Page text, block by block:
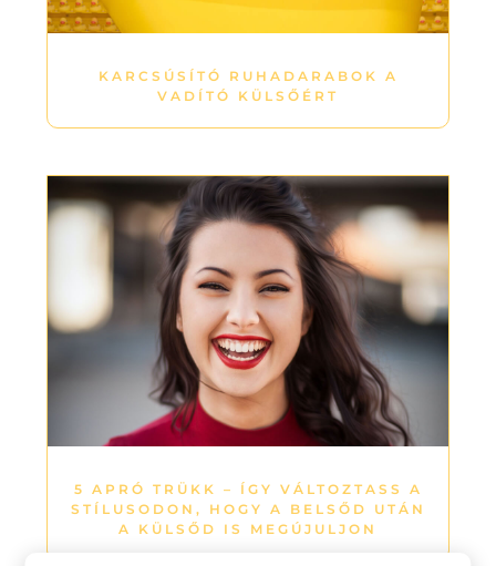
KARCSÚSÍTÓ RUHADARABOK A
VADÍTÓ KÜLSŐÉRT
5 APRÓ TRÜKK – ÍGY VÁLTOZTASS A
STÍLUSODON, HOGY A BELSŐD UTÁN
A KÜLSŐD IS MEGÚJULJON